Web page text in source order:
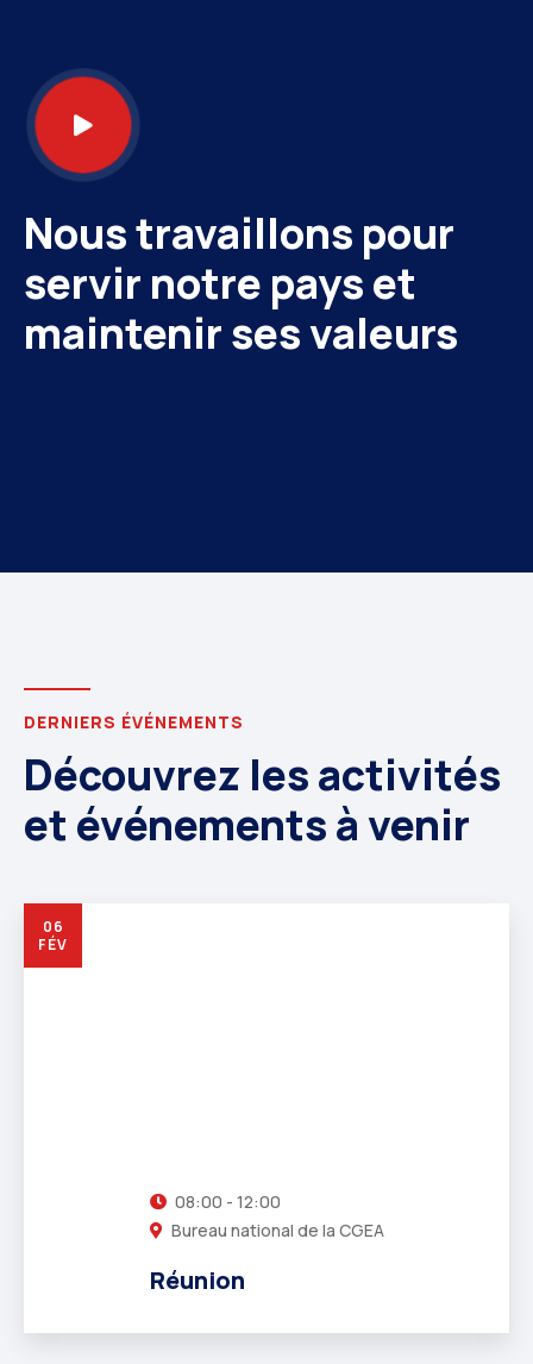
Nous travaillons pour
servir notre pays et
maintenir ses valeurs
DERNIERS ÉVÉNEMENTS
Découvrez les activités
et événements à venir
06
FÉV
08:00 - 12:00
Bureau national de la CGEA
Réunion